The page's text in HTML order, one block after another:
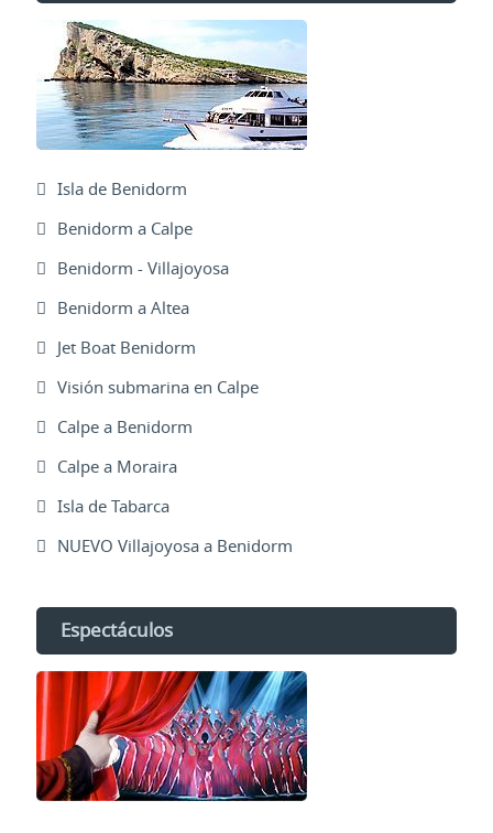
Isla de Benidorm
Benidorm a Calpe
Benidorm - Villajoyosa
Benidorm a Altea
Jet Boat Benidorm
Visión submarina en Calpe
Calpe a Benidorm
Calpe a Moraira
Isla de Tabarca
NUEVO Villajoyosa a Benidorm
Espectáculos